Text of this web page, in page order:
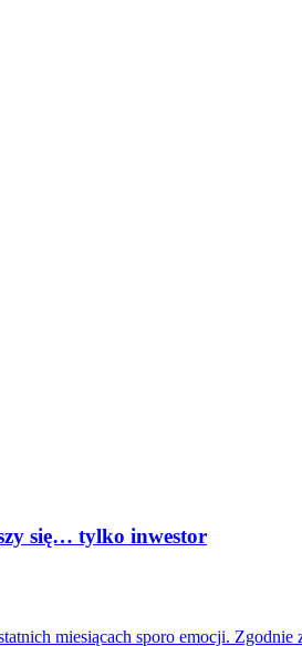
się… tylko inwestor
miesiącach sporo emocji. Zgodnie